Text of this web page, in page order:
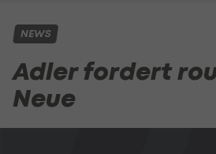
NEWS
Adler fordert
Neue